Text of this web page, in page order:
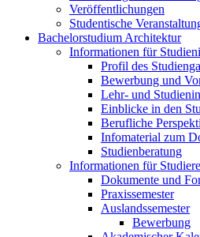
Veröffentlichungen
Studentische
Bachelorstudium Architektur
Informationen für
Profil des
Bewerbung und
Lehr- und
Einblicke in den
Berufliche
Infomaterial zum
Studienberatung
Informationen für
Dokumente und
Praxissemester
Auslandssemester
Bewerbung